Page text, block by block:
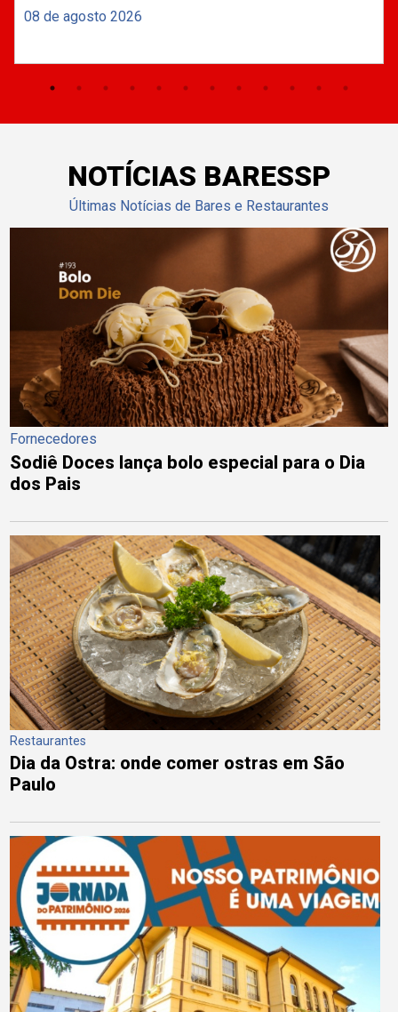
08 de agosto 2026
NOTÍCIAS BARESSP
Últimas Notícias de Bares e Restaurantes
Fornecedores
Sodiê Doces lança bolo especial para o Dia
dos Pais
Restaurantes
Dia da Ostra: onde comer ostras em São
Paulo